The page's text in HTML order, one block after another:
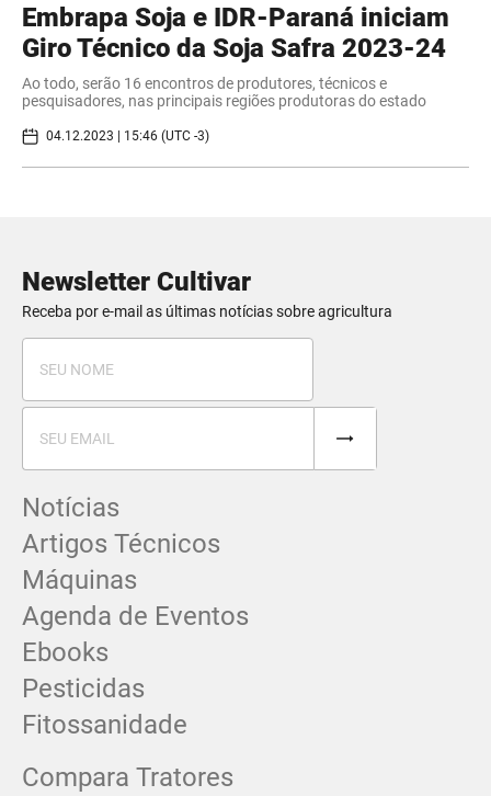
Embrapa Soja e IDR-Paraná iniciam
Giro Técnico da Soja Safra 2023-24
Ao todo, serão 16 encontros de produtores, técnicos e
pesquisadores, nas principais regiões produtoras do estado
04.12.2023 | 15:46 (UTC -3)
Newsletter Cultivar
Receba por e-mail as últimas notícias sobre agricultura
Notícias
Artigos Técnicos
Máquinas
Agenda de Eventos
Ebooks
Pesticidas
Fitossanidade
Compara Tratores